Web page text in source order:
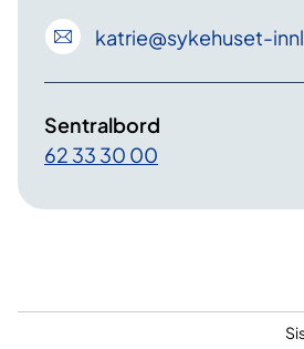
katrie@sykehuset-
Sentralbord
62 33 30 00